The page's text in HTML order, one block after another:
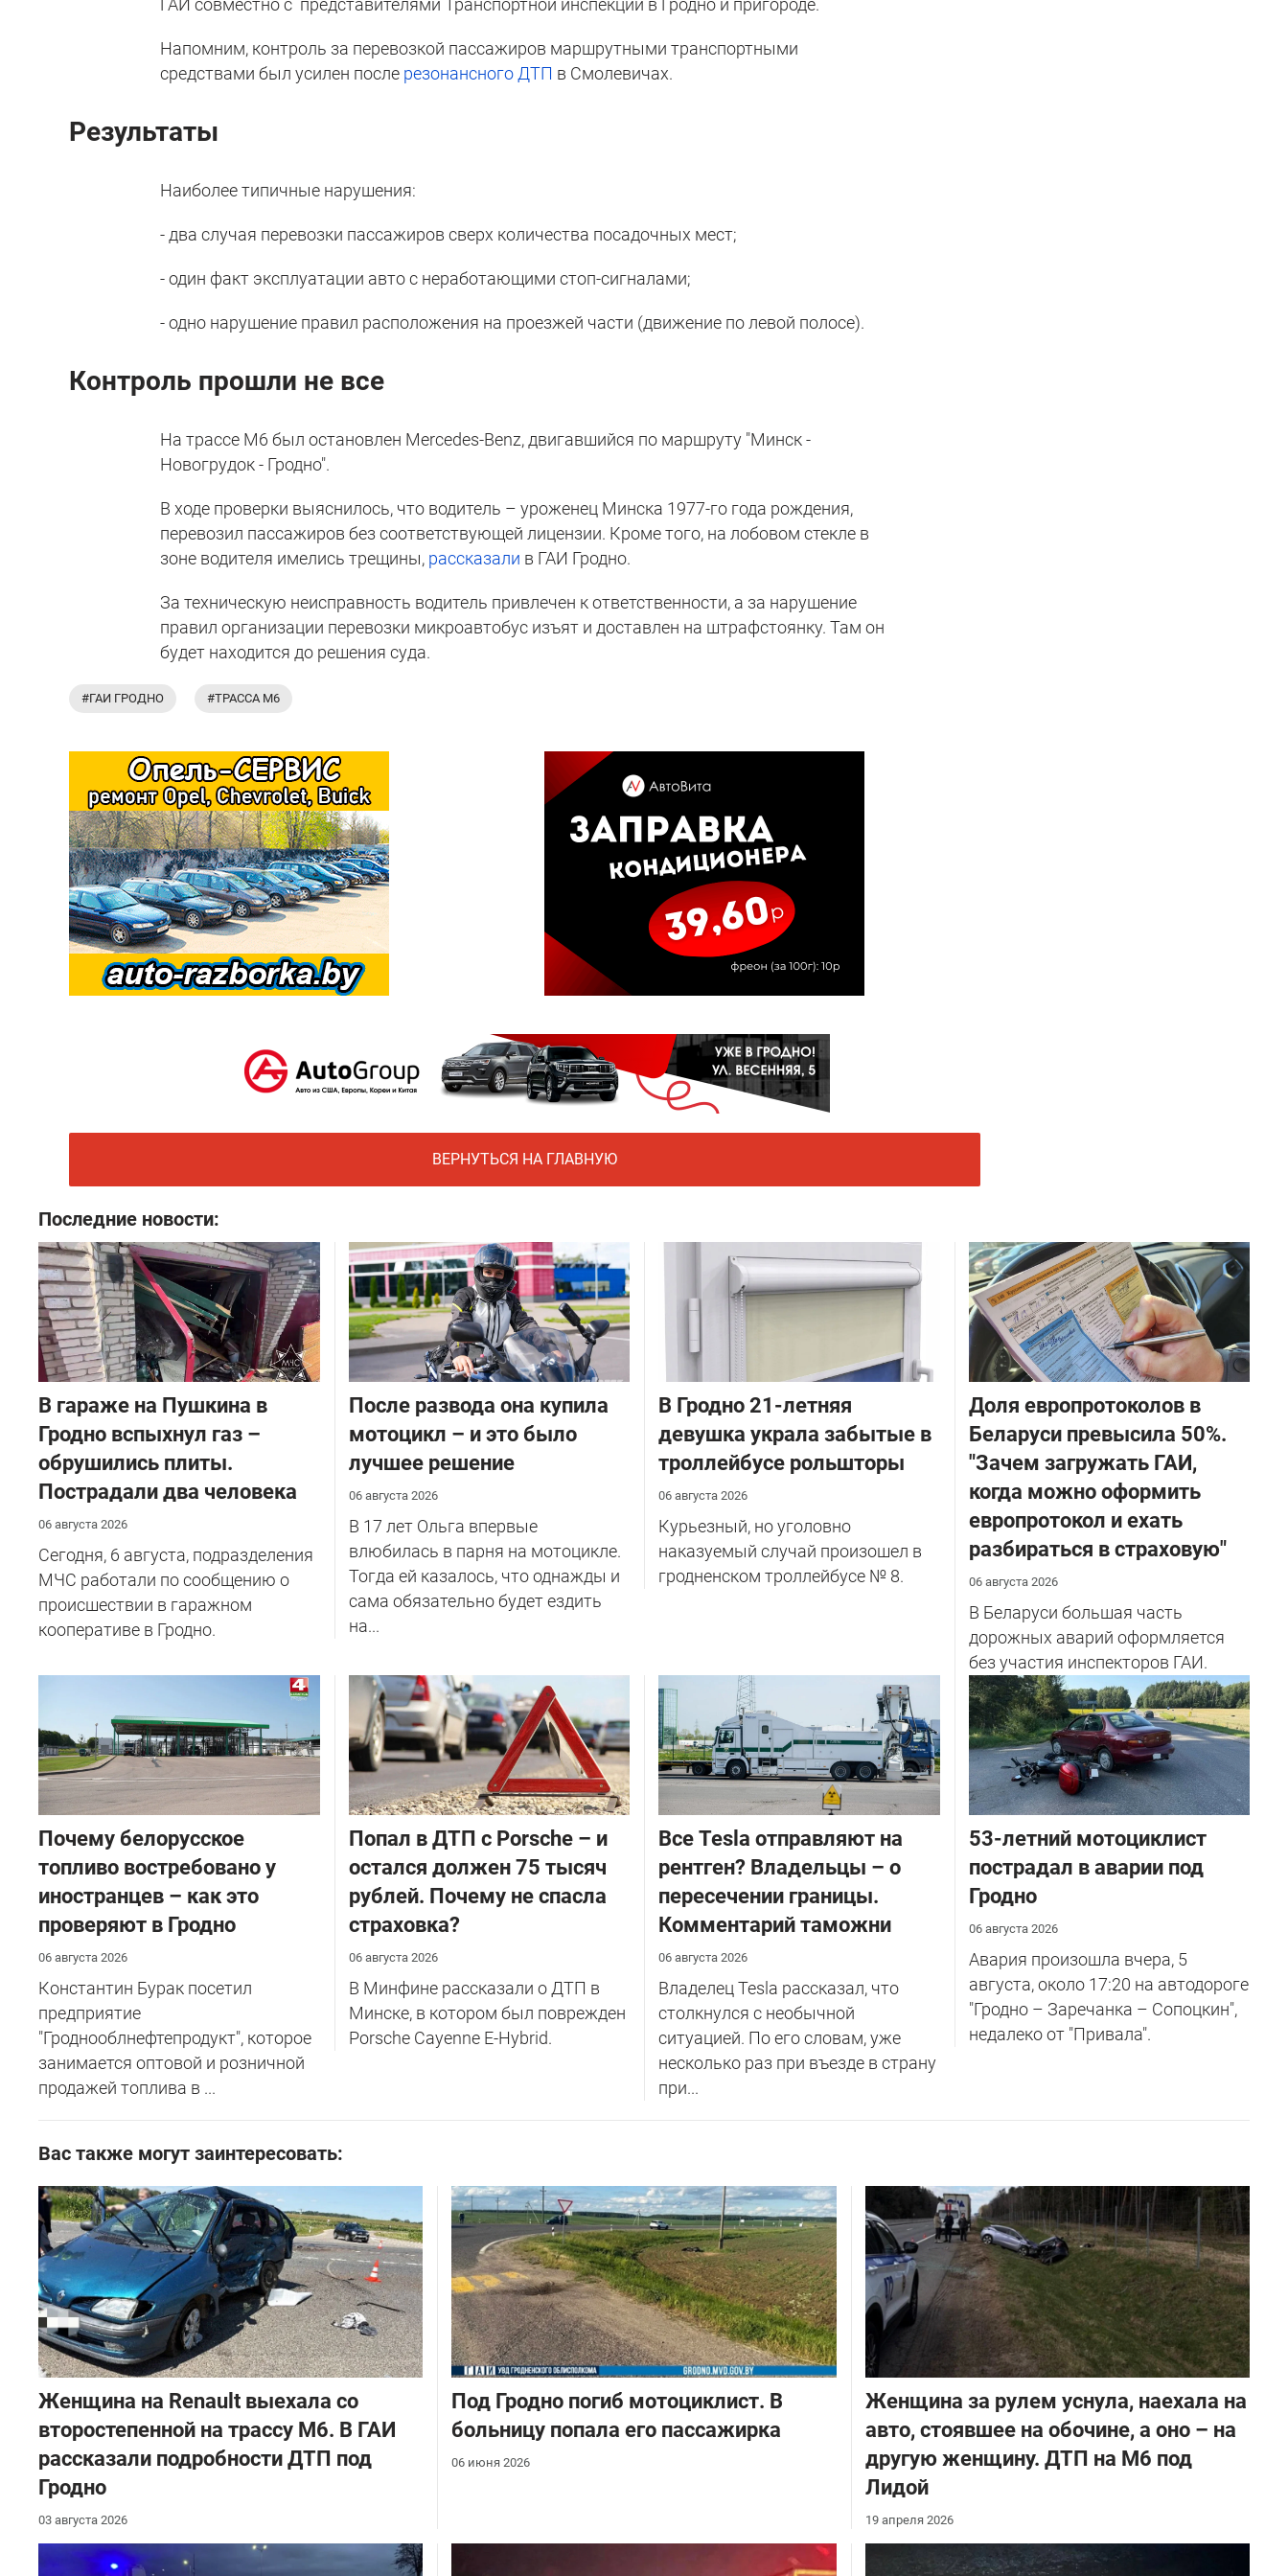
ГАИ совместно с представителями Транспортной инспекции в Гродно и пригороде.
Напомним, контроль за перевозкой пассажиров маршрутными транспортными
средствами был усилен после резонансного ДТП в Смолевичах.
Результаты
Наиболее типичные нарушения:
- два случая перевозки пассажиров сверх количества посадочных мест;
- один факт эксплуатации авто с неработающими стоп-сигналами;
- одно нарушение правил расположения на проезжей части (движение по левой полосе).
Контроль прошли не все
На трассе М6 был остановлен Mercedes-Benz, двигавшийся по маршруту "Минск -
Новогрудок - Гродно".
В ходе проверки выяснилось, что водитель – уроженец Минска 1977-го года рождения,
перевозил пассажиров без соответствующей лицензии. Кроме того, на лобовом стекле в
зоне водителя имелись трещины, рассказали в ГАИ Гродно.
За техническую неисправность водитель привлечен к ответственности, а за нарушение
правил организации перевозки микроавтобус изъят и доставлен на штрафстоянку. Там он
будет находится до решения суда.
#ГАИ ГРОДНО #ТРАССА М6
ВЕРНУТЬСЯ НА ГЛАВНУЮ
Последние новости:
В гараже на Пушкина в
Гродно вспыхнул газ –
обрушились плиты.
Пострадали два человека
06 августа 2026
Сегодня, 6 августа, подразделения
МЧС работали по сообщению о
происшествии в гаражном
кооперативе в Гродно.
После развода она купила
мотоцикл – и это было
лучшее решение
06 августа 2026
В 17 лет Ольга впервые
влюбилась в парня на мотоцикле.
Тогда ей казалось, что однажды и
сама обязательно будет ездить
на...
В Гродно 21-летняя
девушка украла забытые в
троллейбусе рольшторы
06 августа 2026
Курьезный, но уголовно
наказуемый случай произошел в
гродненском троллейбусе № 8.
Доля европротоколов в
Беларуси превысила 50%.
"Зачем загружать ГАИ,
когда можно оформить
европротокол и ехать
разбираться в страховую"
06 августа 2026
В Беларуси большая часть
дорожных аварий оформляется
без участия инспекторов ГАИ.
Почему белорусское
топливо востребовано у
иностранцев – как это
проверяют в Гродно
06 августа 2026
Константин Бурак посетил
предприятие
"Гроднооблнефтепродукт", которое
занимается оптовой и розничной
продажей топлива в ...
​Попал в ДТП с Porsche – и
остался должен 75 тысяч
рублей. Почему не спасла
страховка?
06 августа 2026
В Минфине рассказали о ДТП в
Минске, в котором был поврежден
Porsche Cayenne E-Hybrid.
Все Tesla отправляют на
рентген? Владельцы – о
пересечении границы.
Комментарий таможни
06 августа 2026
Владелец Tesla рассказал, что
столкнулся с необычной
ситуацией. По его словам, уже
несколько раз при въезде в страну
при...
53-летний мотоциклист
пострадал в аварии под
Гродно
06 августа 2026
Авария произошла вчера, 5
августа, около 17:20 на автодороге
"Гродно – Заречанка – Сопоцкин",
недалеко от "Привала".
Вас также могут заинтересовать:
Женщина на Renault выехала со
второстепенной на трассу М6. В ГАИ
рассказали подробности ДТП под
Гродно
03 августа 2026
Под Гродно погиб мотоциклист. В
больницу попала его пассажирка
06 июня 2026
Женщина за рулем уснула, наехала на
авто, стоявшее на обочине, а оно – на
другую женщину. ДТП на М6 под
Лидой
19 апреля 2026